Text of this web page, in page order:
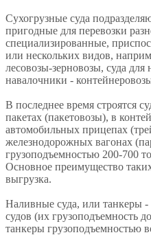
Сухогрузные суда
пригодные для перевозки
специализированные,
или нескольких видов,
лесовозы-зерновозы, суда
навалочники -
В последнее время строятся
пакетах (пакетовозы), в
автомобильных прицепах
железнодорожных вагонах
грузоподъемностью 200-700
Основное преимущество
выгрузка.
Наливные суда, или танкеры
судов (их грузоподъемность
танкеры грузоподъемностью